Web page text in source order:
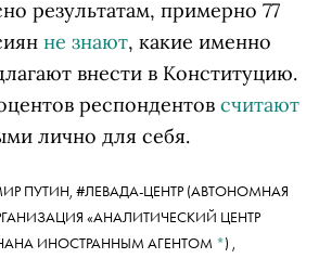
результатам, примерно 77
не знают, какие именно
внести в Конституцию.
респондентов считают
лично для себя.
ПУТИН, #ЛЕВАДА-ЦЕНТР (АВТОНОМНАЯ
«АНАЛИТИЧЕСКИЙ ЦЕНТР
ИНОСТРАННЫМ АГЕНТОМ *) ,